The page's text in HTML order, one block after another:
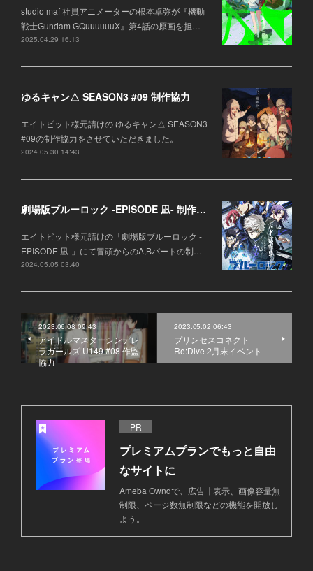
studio maf 社員アニメーターの根本卓弥が『機動
戦士Gundam GQuuuuuuX』第4話の原画を担…
2025.04.29 16:13
ゆるキャン△ SEASON3 #09 制作協力
エイトビット様元請けの ゆるキャン△ SEASON3
#09の制作協力をさせていただきました。
2024.05.30 14:43
劇場版ブルーロック -EPISODE 凪- 制作協力
エイトビット様元請けの「劇場版ブルーロック -
EPISODE 凪-」にて冒頭からのA,Bパートの制…
2024.05.05 03:40
2023.06.08 09:43
アイドルマスターシンデレ
ラガールズ U149 #08 作監
協力
2023.05.02 06:43
プリンセスコネクト
Re:Dive 2月末イベント
PR
プレミアムプランでもっと自由
なサイトに
Ameba Owndで、広告非表示、画像容量無
制限、ページ数無制限などの機能を開放し
よう。